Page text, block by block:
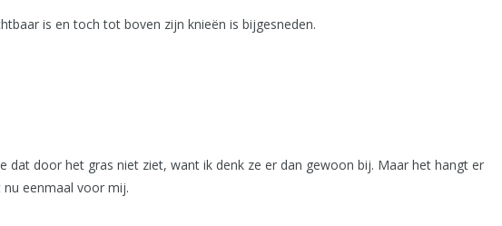
is en toch tot boven zijn knieën is bijgesneden.
door het gras niet ziet, want ik denk ze er dan gewoon bij. Maar het hangt er
eenmaal voor mij.